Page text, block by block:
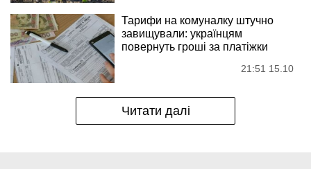
Тарифи на комуналку штучно
завищували: українцям
повернуть гроші за платіжки
21:51 15.10
Читати далі